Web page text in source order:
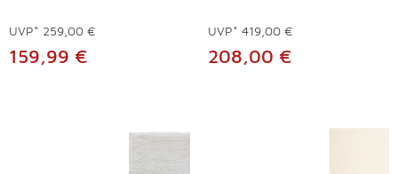
UVP* 259,00 €
159,99 €
UVP* 419,00 €
208,00 €